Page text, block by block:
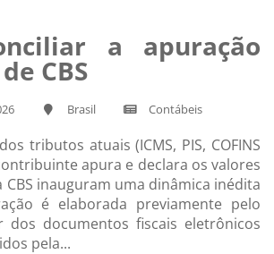
a apuração
CBS
Brasil Contábeis
tributos atuais (ICMS, PIS, COFINS
apura e declara os valores
CBS inauguram uma dinâmica inédita
é elaborada previamente pelo
dos documentos fiscais eletrônicos
pela...